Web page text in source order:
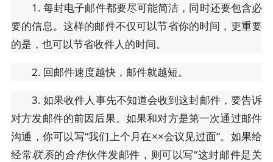
1. 每封电子邮件都要尽可能简洁，同时还要包含必
要的信息。这样的邮件不仅可以节省你的时间，更重要
的是，也可以节省收件人的时间。
2. 回邮件速度越快，邮件就越短。
3. 如果收件人事先不知道会收到这封邮件，要告诉
对方发邮件的前因后果。如果和对方是第一次通过邮件
沟通，你可以写“我们上个月在××会议见过面”。如果给
经常联系的合作伙伴发邮件，则可以写“这封邮件是关